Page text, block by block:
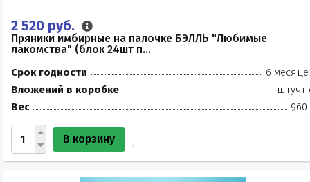
2 520 руб.
Пряники имбирные на палочке БЭЛЛЬ "Любимые
лакомства" (блок 24шт п...
Срок годности
6
Вложений в коробке
Вес
960
В корзину